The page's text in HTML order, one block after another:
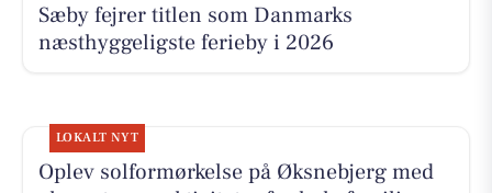
Sæby fejrer titlen som Danmarks
næsthyggeligste ferieby i 2026
LOKALT NYT
Oplev solformørkelse på Øksnebjerg med